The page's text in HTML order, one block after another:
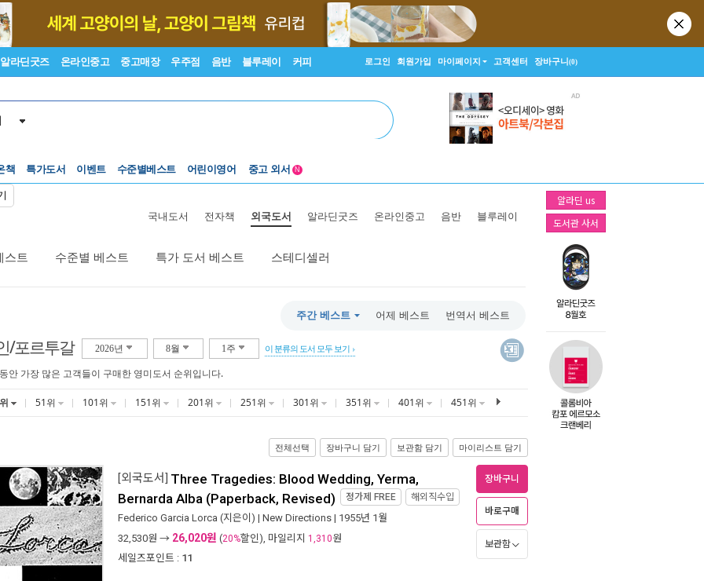
알라딘굿즈 온라인중고 중고매장 우주점 음반 블루레이 커피 로그인 회원가입 마이페이지 고객센터 장바구니(0)
책 특가도서 이벤트
수준별베스트
Lexile®
어린이영어
중고 외서
5백원부터
N
알라딘 us
도서관 사서
국내도서 전자책 외국도서 알라딘굿즈 온라인중고 음반 블루레이
스트 수준별 베스트 특가 도서 베스트 스테디셀러
주간 베스트 어제 베스트 번역서 베스트
/포르투갈 2026년 8월 1주 이 분류의 도서 모두 보기
안 가장 많은 고객들이 구매한 영미도서 순위입니다.
51위 101위 151위 201위 251위 301위 351위 401위 451위
전체선택 장바구니 담기 보관함 담기 마이리스트 담기
[외국도서] Three Tragedies: Blood Wedding, Yerma,
Bernarda Alba (Paperback, Revised) 정가제 FREE 해외직수입
Federico Garcia Lorca (지은이) | New Directions | 1955년 1월
32,530원 → 26,020원 (20%할인), 마일리지 1,310원
세일즈포인트 : 11
장바구니
바로구매
보관함